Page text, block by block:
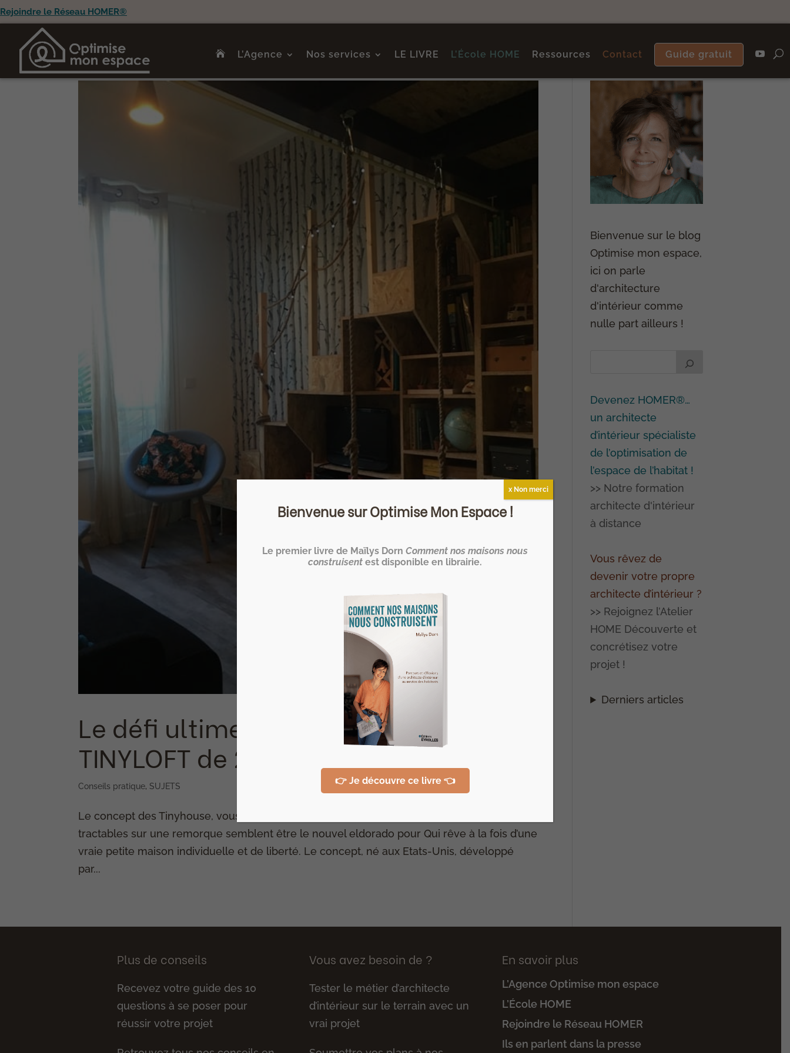
Rejoindre le Réseau HOMER®
L’Agence Nos services LE LIVRE L’École HOME Ressources Contact Guide gratuit
Le défi ultime : vivre à 4 dans un
TINYLOFT de 25m²
Conseils pratique, SUJETS
Le concept des Tinyhouse, vous connaissez ? Ces toutes petites maisons écologiques
tractables sur une remorque semblent être le nouvel eldorado pour Qui rêve à la fois d’une
vraie petite maison individuelle et de liberté. Le concept, né aux Etats-Unis, développé
par...
Bienvenue sur le blog
Optimise mon espace,
ici on parle
d'architecture
d'intérieur comme
nulle part ailleurs !
Devenez HOMER®…
un architecte
d’intérieur spécialiste
de l’optimisation de
l’espace de l’habitat !
>> Notre formation
architecte d'intérieur
à distance
Vous rêvez de
devenir votre propre
architecte d’intérieur ?
>> Rejoignez l’Atelier
HOME Découverte et
concrétisez votre
projet !
Derniers articles
Plus de conseils
Recevez votre guide des 10
questions à se poser pour
réussir votre projet
Vous avez besoin de ?
Tester le métier d’architecte
d’intérieur sur le terrain avec un
vrai projet
En savoir plus
L’Agence Optimise mon espace
L’École HOME
Rejoindre le Réseau HOMER
Ils en parlent dans la presse
Bienvenue sur Optimise Mon Espace !
Le premier livre de Maïlys DornComment nos maisons nous
construisentest disponible en librairie.
👉 Je découvre ce livre 👈
x Non merci